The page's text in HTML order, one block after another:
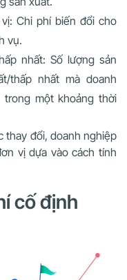
Chi phí biến đổi cho
vụ.
nhất: Số lượng sản
thấp nhất mà doanh
một khoảng thời
thay đổi, doanh nghiệp
vị dựa vào cách tính
cố định